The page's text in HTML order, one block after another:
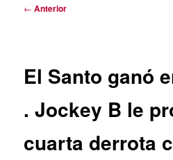
Navegación
← Anterior
El Santo ganó
. Jockey B le
cuarta derrota